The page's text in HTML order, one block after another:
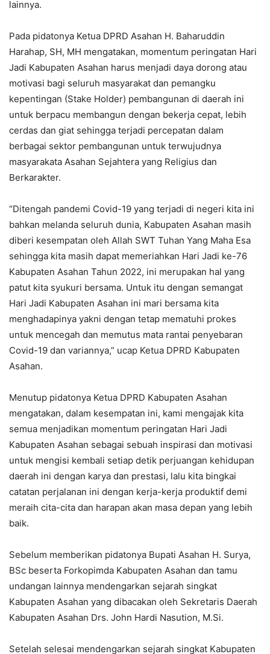
lainnya.
Pada pidatonya Ketua DPRD Asahan H. Baharuddin
Harahap, SH, MH mengatakan, momentum peringatan Hari
Jadi Kabupaten Asahan harus menjadi daya dorong atau
motivasi bagi seluruh masyarakat dan pemangku
kepentingan (Stake Holder) pembangunan di daerah ini
untuk berpacu membangun dengan bekerja cepat, lebih
cerdas dan giat sehingga terjadi percepatan dalam
berbagai sektor pembangunan untuk terwujudnya
masyarakata Asahan Sejahtera yang Religius dan
Berkarakter.
“Ditengah pandemi Covid-19 yang terjadi di negeri kita ini
bahkan melanda seluruh dunia, Kabupaten Asahan masih
diberi kesempatan oleh Allah SWT Tuhan Yang Maha Esa
sehingga kita masih dapat memeriahkan Hari Jadi ke-76
Kabupaten Asahan Tahun 2022, ini merupakan hal yang
patut kita syukuri bersama. Untuk itu dengan semangat
Hari Jadi Kabupaten Asahan ini mari bersama kita
menghadapinya yakni dengan tetap mematuhi prokes
untuk mencegah dan memutus mata rantai penyebaran
Covid-19 dan variannya,” ucap Ketua DPRD Kabupaten
Asahan.
Menutup pidatonya Ketua DPRD Kabupaten Asahan
mengatakan, dalam kesempatan ini, kami mengajak kita
semua menjadikan momentum peringatan Hari Jadi
Kabupaten Asahan sebagai sebuah inspirasi dan motivasi
untuk mengisi kembali setiap detik perjuangan kehidupan
daerah ini dengan karya dan prestasi, lalu kita bingkai
catatan perjalanan ini dengan kerja-kerja produktif demi
meraih cita-cita dan harapan akan masa depan yang lebih
baik.
Sebelum memberikan pidatonya Bupati Asahan H. Surya,
BSc beserta Forkopimda Kabupaten Asahan dan tamu
undangan lainnya mendengarkan sejarah singkat
Kabupaten Asahan yang dibacakan oleh Sekretaris Daerah
Kabupaten Asahan Drs. John Hardi Nasution, M.Si.
Setelah selesai mendengarkan sejarah singkat Kabupaten